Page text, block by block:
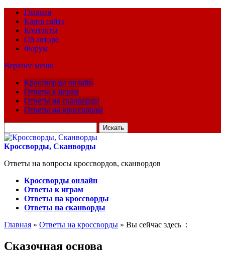
Главная
Карта сайта
Контакты
Об авторе
Форум
Верхнее меню
Кроссворды онлайн
Ответы к играм
Ответы на сканворды
Ответы на кроссворды
для:
Кроссворды, Сканворды
Ответы на вопросы кроссвордов, сканвордов
Кроссворды онлайн
Ответы к играм
Ответы на кроссворды
Ответы на сканворды
Главная » Ответы на кроссворды » Вы сейчас здесь :
Сказочная основа